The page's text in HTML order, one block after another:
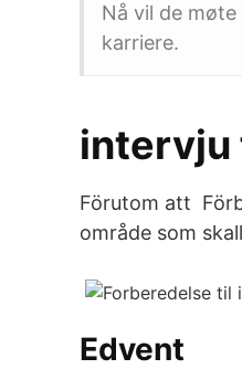
Nå vil de
karriere.
intervju
Förutom att
område som
Edvent